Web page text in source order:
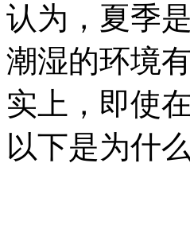
认为，夏季
潮湿的环境
实上，即使
以下是为什